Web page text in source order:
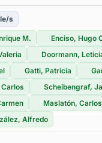
s
M.
Enciso, Hugo
Doormann,
Gatti, Patricia
Scheibengraf,
Maslatón, Carlos
Alfredo